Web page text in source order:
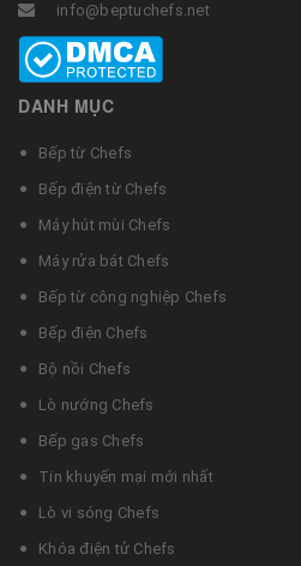
info@beptuchefs.net
DANH MỤC
Bếp từ Chefs
Bếp điện từ Chefs
Máy hút mùi Chefs
Máy rửa bát Chefs
Bếp từ công nghiệp Chefs
Bếp điện Chefs
Bộ nồi Chefs
Lò nướng Chefs
Bếp gas Chefs
Tin khuyến mại mới nhất
Lò vi sóng Chefs
Khóa điện tử Chefs